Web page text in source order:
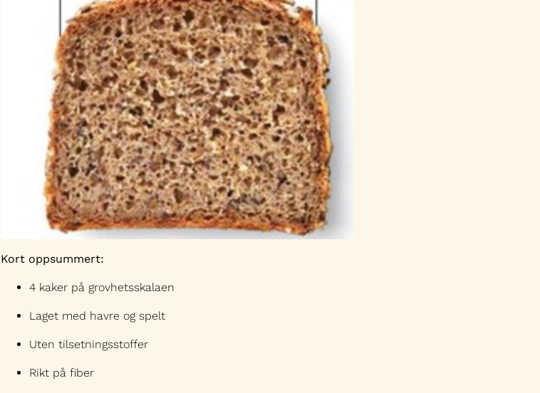
Kort oppsummert:
4 kaker på grovhetsskalaen
Laget med havre og spelt
Uten tilsetningsstoffer
Rikt på fiber